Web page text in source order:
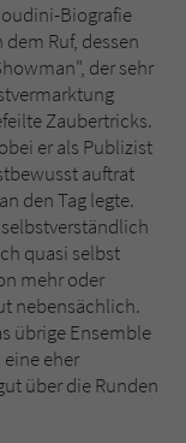
Biografie
Ruf, dessen
der sehr
Zaubertricks.
er als Publizist
auftrat
den Tag legte.
quasi selbst
mehr oder
nebensächlich.
übrige Ensemble
eher
über die Runden